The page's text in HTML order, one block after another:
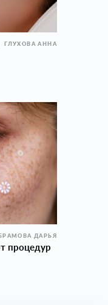
ГЛУХОВА АННА
ДАРЬЯ
процедур